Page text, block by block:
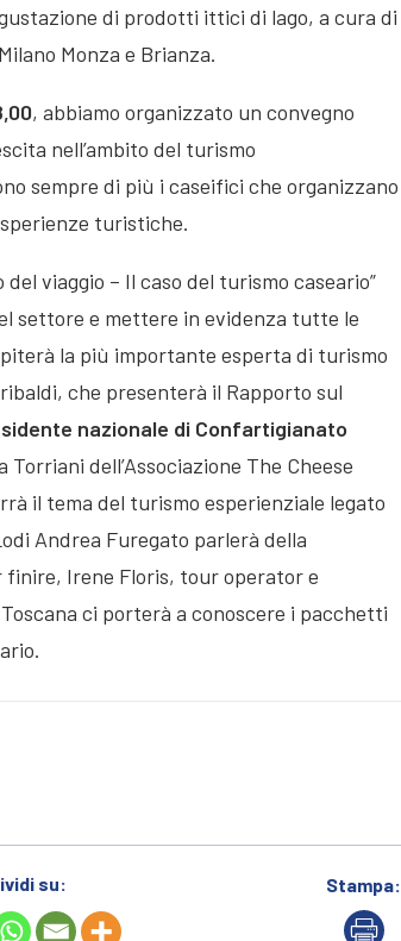
di prodotti ittici di lago, a cura di
Monza e Brianza.
, abbiamo organizzato un convegno
nell’ambito del turismo
sempre di più i caseifici che organizzano
turistiche.
viaggio – Il caso del turismo caseario”
settore e mettere in evidenza tutte le
la più importante esperta di turismo
che presenterà il Rapporto sul
nazionale di Confartigianato
dell’Associazione The Cheese
il tema del turismo esperienziale legato
Andrea Furegato parlerà della
finire, Irene Floris, tour operator e
ci porterà a conoscere i pacchetti
su: Stampa: